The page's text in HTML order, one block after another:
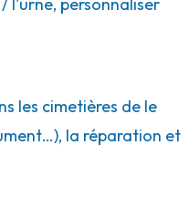
les cimetières de le
la réparation et